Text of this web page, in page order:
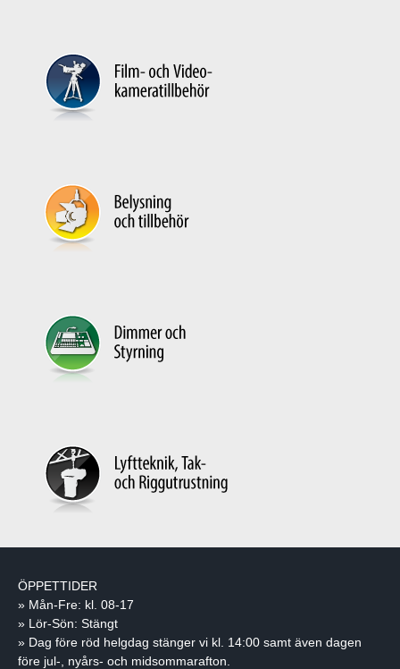
ÖPPETTIDER
» Mån-Fre: kl. 08-17
» Lör-Sön: Stängt
» Dag före röd helgdag stänger vi kl. 14:00 samt även dagen
före jul-, nyårs- och midsommarafton.